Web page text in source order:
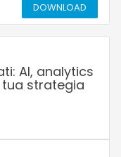
DOWNLOAD
AI, analytics
tua strategia